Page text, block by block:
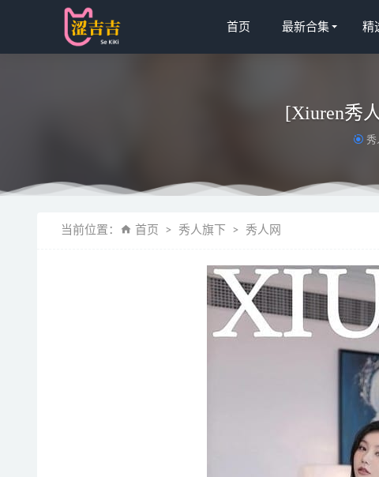
首页 最新合集 精
[Xiuren秀
秀
当前位置： 首页 秀人旗下 秀人网
[XIAOYU语画
[Xiuren秀人网
桜桃喵 –